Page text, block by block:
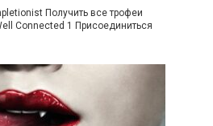
Получить все трофеи
Connected 1 Присоединиться